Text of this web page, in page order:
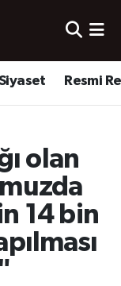
Resmi
olan
14 bin